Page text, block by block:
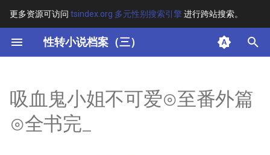
更多资源可访问 tsindex.org 多元性别搜索引擎进行跨站搜索。
性转小说档案（三）
键
开
始
其他信息
吸血鬼小姐不可爱⊙至番外篇
⊙全书完_